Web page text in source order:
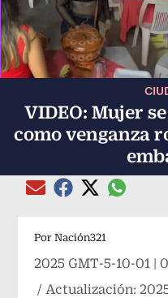
VIDEO: Mujer
como venganza
Compartir el artículo
Compartir el
Compartir el
Compartir
Por Nación321
2025 GMT-5-10-01 |
/ Actualización: